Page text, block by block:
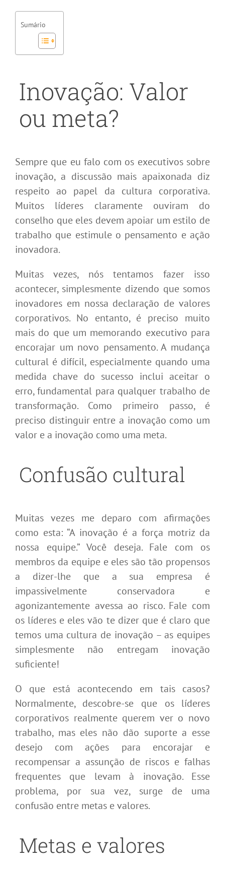
Sumário
Inovação: Valor
ou meta?
Sempre que eu falo com os executivos sobre
inovação, a discussão mais apaixonada diz
respeito ao papel da cultura corporativa.
Muitos líderes claramente ouviram do
conselho que eles devem apoiar um estilo de
trabalho que estimule o pensamento e ação
inovadora.
Muitas vezes, nós tentamos fazer isso
acontecer, simplesmente dizendo que somos
inovadores em nossa declaração de valores
corporativos. No entanto, é preciso muito
mais do que um memorando executivo para
encorajar um novo pensamento. A mudança
cultural é difícil, especialmente quando uma
medida chave do sucesso inclui aceitar o
erro, fundamental para qualquer trabalho de
transformação. Como primeiro passo, é
preciso distinguir entre a inovação como um
valor e a inovação como uma meta.
Confusão cultural
Muitas vezes me deparo com afirmações
como esta: “A inovação é a força motriz da
nossa equipe.” Você deseja. Fale com os
membros da equipe e eles são tão propensos
a dizer-lhe que a sua empresa é
impassivelmente conservadora e
agonizantemente avessa ao risco. Fale com
os líderes e eles vão te dizer que é claro que
temos uma cultura de inovação – as equipes
simplesmente não entregam inovação
suficiente!
O que está acontecendo em tais casos?
Normalmente, descobre-se que os líderes
corporativos realmente querem ver o novo
trabalho, mas eles não dão suporte a esse
desejo com ações para encorajar e
recompensar a assunção de riscos e falhas
frequentes que levam à inovação. Esse
problema, por sua vez, surge de uma
confusão entre metas e valores.
Metas e valores